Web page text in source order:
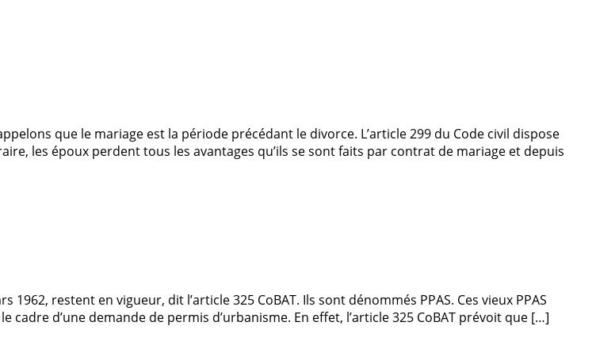
que le mariage est la période précédant le divorce. L’article 299 du Code civil dispose
les époux perdent tous les avantages qu’ils se sont faits par contrat de mariage et depuis
restent en vigueur, dit l’article 325 CoBAT. Ils sont dénommés PPAS. Ces vieux PPAS
d’une demande de permis d’urbanisme. En effet, l’article 325 CoBAT prévoit que […]